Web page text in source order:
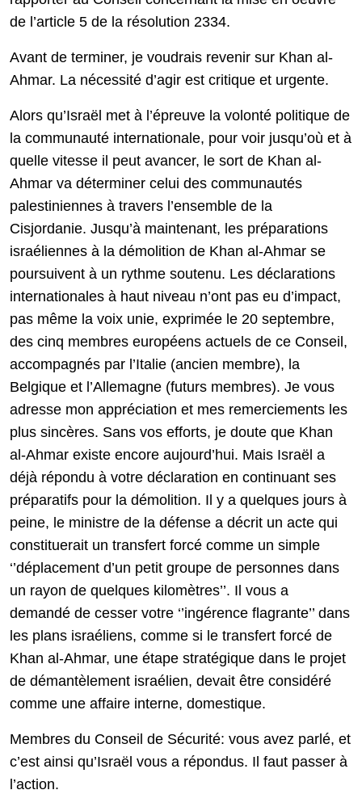
de l’article 5 de la résolution 2334.
Avant de terminer, je voudrais revenir sur Khan al-
Ahmar. La nécessité d’agir est critique et urgente.
Alors qu’Israël met à l’épreuve la volonté politique de
la communauté internationale, pour voir jusqu’où et à
quelle vitesse il peut avancer, le sort de Khan al-
Ahmar va déterminer celui des communautés
palestiniennes à travers l’ensemble de la
Cisjordanie. Jusqu’à maintenant, les préparations
israéliennes à la démolition de Khan al-Ahmar se
poursuivent à un rythme soutenu. Les déclarations
internationales à haut niveau n’ont pas eu d’impact,
pas même la voix unie, exprimée le 20 septembre,
des cinq membres européens actuels de ce Conseil,
accompagnés par l’Italie (ancien membre), la
Belgique et l’Allemagne (futurs membres). Je vous
adresse mon appréciation et mes remerciements les
plus sincères. Sans vos efforts, je doute que Khan
al-Ahmar existe encore aujourd’hui. Mais Israël a
déjà répondu à votre déclaration en continuant ses
préparatifs pour la démolition. Il y a quelques jours à
peine, le ministre de la défense a décrit un acte qui
constituerait un transfert forcé comme un simple
‘’déplacement d’un petit groupe de personnes dans
un rayon de quelques kilomètres’’. Il vous a
demandé de cesser votre ‘’ingérence flagrante’’ dans
les plans israéliens, comme si le transfert forcé de
Khan al-Ahmar, une étape stratégique dans le projet
de démantèlement israélien, devait être considéré
comme une affaire interne, domestique.
Membres du Conseil de Sécurité: vous avez parlé, et
c’est ainsi qu’Israël vous a répondus. Il faut passer à
l’action.